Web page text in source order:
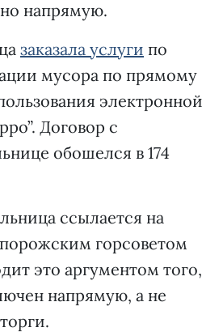
напрямую.
заказала услуги по
мусора по прямому
электронной
Договор с
обошелся в 174
ссылается на
горсоветом
это аргументом того,
напрямую, а не